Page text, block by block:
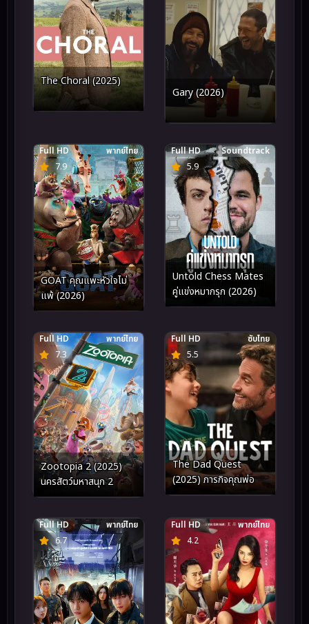
The Choral (2025)
Gary (2026)
7.9
Full HD พากย์ไทย
GOAT คุณแพะหัวใจไม่
แพ้ (2026)
5.9
Full HD Soundtrack
Untold Chess Mates
คู่แข่งหมากรุก (2026)
7.3
Full HD พากย์ไทย
Zootopia 2 (2025)
นครสัตว์มหาสนุก 2
5.5
Full HD ซับไทย
The Dad Quest
(2025) ภารกิจคุณพ่อ
6.7
Full HD พากย์ไทย
4.2
Full HD พากย์ไทย